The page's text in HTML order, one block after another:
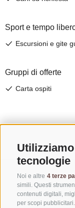
tecnologie
Noi e altre 4 terze
simili. Questi
contenuti digitali,
per scopi